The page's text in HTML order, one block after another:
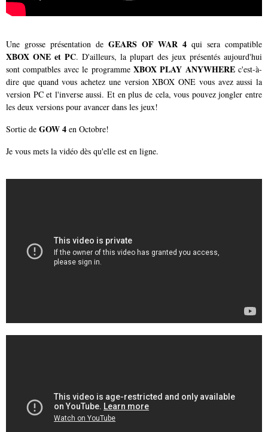
Une grosse présentation de GEARS OF WAR 4 qui sera compatible
XBOX ONE et PC. D'ailleurs, la plupart des jeux présentés aujourd'hui
sont compatbles avec le programme XBOX PLAY ANYWHEREc'est-à-
dire que quand vous achetez une version XBOX ONE vous avez aussi la
version PC et l'inverse aussi. Et en plus de cela, vous pouvez jongler entre
les deux versions pour avancer dans les jeux!
Sortie de GOW 4 en Octobre!
Je vous mets la vidéo dès qu'elle est en ligne.